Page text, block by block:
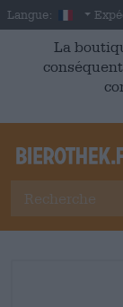
Skip to main content
Langue: French
La